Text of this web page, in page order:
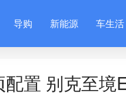
导购 新能源 车生活
置 别克至境